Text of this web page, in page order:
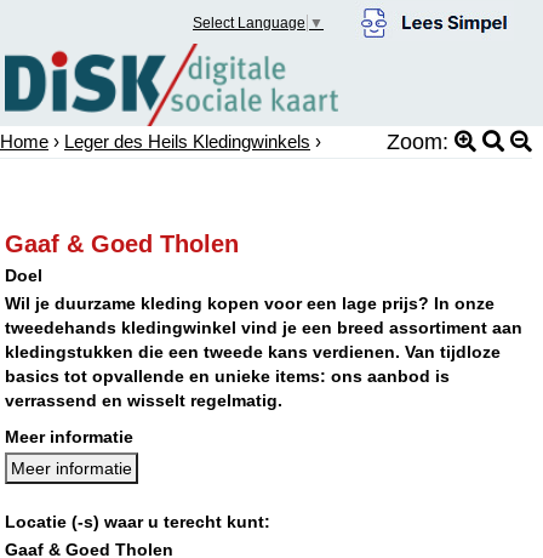
Select Language ▼
Home › Leger des Heils Kledingwinkels › Zoom:
Gaaf & Goed Tholen
Doel
Wil je duurzame kleding kopen voor een lage prijs? In onze
tweedehands kledingwinkel vind je een breed assortiment aan
kledingstukken die een tweede kans verdienen. Van tijdloze
basics tot opvallende en unieke items: ons aanbod is
verrassend en wisselt regelmatig.
Meer informatie
Meer informatie
Locatie (-s) waar u terecht kunt:
Gaaf & Goed Tholen